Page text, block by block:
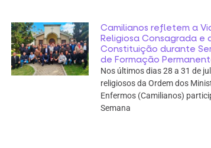
Camilianos refletem a
Religiosa Consagrada e
Constituição durante
de Formação
Nos últimos dias 28 a 31 de
religiosos da Ordem dos
Enfermos (Camilianos)
Semana